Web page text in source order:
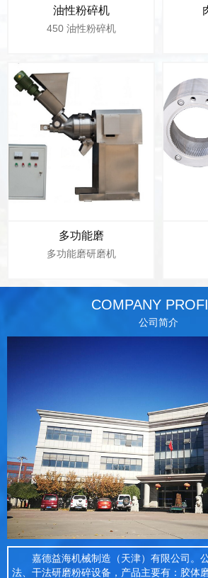
油性粉碎机
450 油性粉碎机
多功能磨
多功能磨研磨机
COMPANY
公司简介
嘉德益海机械制造（天津）有限公司。
法、干法研磨粉碎设备，产品主要有：胶体